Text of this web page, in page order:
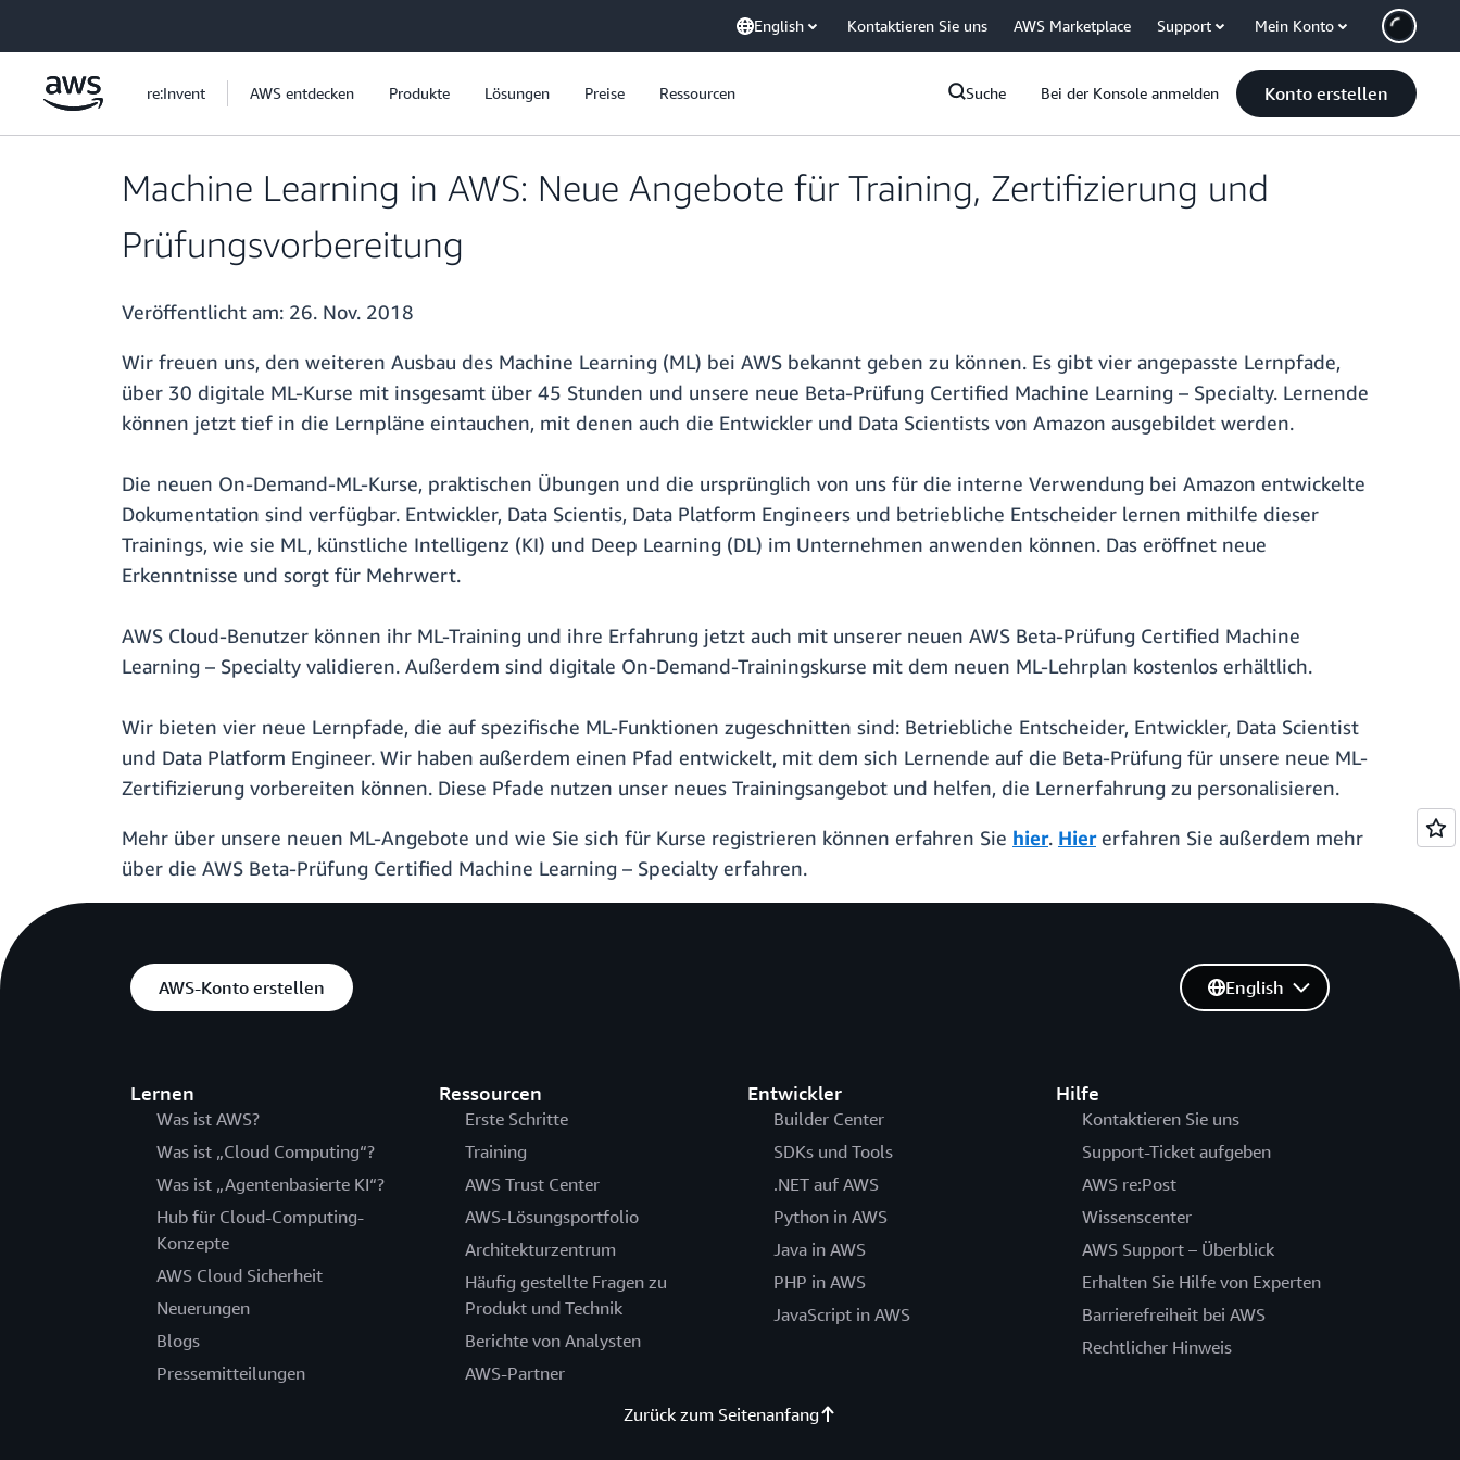
English Kontaktieren Sie uns AWS Marketplace Support Mein Konto
re:Invent AWS entdecken Produkte Lösungen Preise Ressourcen Suche Bei der Konsole anmelden Konto erstellen
Machine Learning in AWS: Neue Angebote für Training, Zertifizierung und
Prüfungsvorbereitung
Veröffentlicht am: 26. Nov. 2018
Wir freuen uns, den weiteren Ausbau des Machine Learning (ML) bei AWS bekannt geben zu können. Es gibt vier angepasste Lernpfade,
über 30 digitale ML-Kurse mit insgesamt über 45 Stunden und unsere neue Beta-Prüfung Certified Machine Learning – Specialty. Lernende
können jetzt tief in die Lernpläne eintauchen, mit denen auch die Entwickler und Data Scientists von Amazon ausgebildet werden.
Die neuen On-Demand-ML-Kurse, praktischen Übungen und die ursprünglich von uns für die interne Verwendung bei Amazon entwickelte
Dokumentation sind verfügbar. Entwickler, Data Scientis, Data Platform Engineers und betriebliche Entscheider lernen mithilfe dieser
Trainings, wie sie ML, künstliche Intelligenz (KI) und Deep Learning (DL) im Unternehmen anwenden können. Das eröffnet neue
Erkenntnisse und sorgt für Mehrwert.
AWS Cloud-Benutzer können ihr ML-Training und ihre Erfahrung jetzt auch mit unserer neuen AWS Beta-Prüfung Certified Machine
Learning – Specialty validieren. Außerdem sind digitale On-Demand-Trainingskurse mit dem neuen ML-Lehrplan kostenlos erhältlich.
Wir bieten vier neue Lernpfade, die auf spezifische ML-Funktionen zugeschnitten sind: Betriebliche Entscheider, Entwickler, Data Scientist
und Data Platform Engineer. Wir haben außerdem einen Pfad entwickelt, mit dem sich Lernende auf die Beta-Prüfung für unsere neue ML-
Zertifizierung vorbereiten können. Diese Pfade nutzen unser neues Trainingsangebot und helfen, die Lernerfahrung zu personalisieren.
Mehr über unsere neuen ML-Angebote und wie Sie sich für Kurse registrieren können erfahren Sie hier. Hiererfahren Sie außerdem mehr
über die AWS Beta-Prüfung Certified Machine Learning – Specialty erfahren.
AWS-Konto erstellen
Lernen
Was ist AWS?
Was ist „Cloud Computing“?
Was ist „Agentenbasierte KI“?
Hub für Cloud-Computing-
Konzepte
AWS Cloud Sicherheit
Neuerungen
Blogs
Pressemitteilungen
Ressourcen
Erste Schritte
Training
AWS Trust Center
AWS-Lösungsportfolio
Architekturzentrum
Häufig gestellte Fragen zu
Produkt und Technik
Berichte von Analysten
AWS-Partner
Entwickler
Builder Center
SDKs und Tools
.NET auf AWS
Python in AWS
Java in AWS
PHP in AWS
JavaScript in AWS
Hilfe
Kontaktieren Sie uns
Support-Ticket aufgeben
AWS re:Post
Wissenscenter
AWS Support – Überblick
Erhalten Sie Hilfe von Experten
Barrierefreiheit bei AWS
Rechtlicher Hinweis
English
Zurück zum Seitenanfang